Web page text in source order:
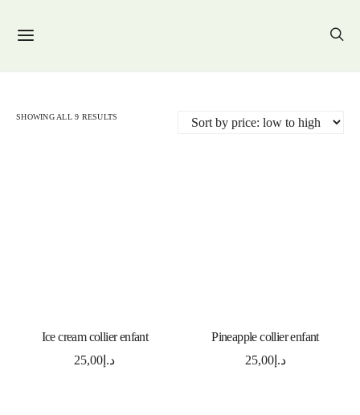
SHOWING ALL 9 RESULTS
ADD TO CART
Ice cream collier enfant
د.إ 25,00
ADD TO CART
Pineapple collier enfant
د.إ25,00